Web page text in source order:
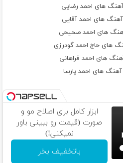
آهنگ های احمد رضایی
آهنگ های احمد آقایی
های احمد صحیحی
های حاج احمد گودرزی
های احمد فراهانی
آهنگ های احمد پارسا
ابزار کامل برای اصلاح مو و
صورت (قیمت رو ببینی باور
نمیکنی!)
باتخفیف بخر